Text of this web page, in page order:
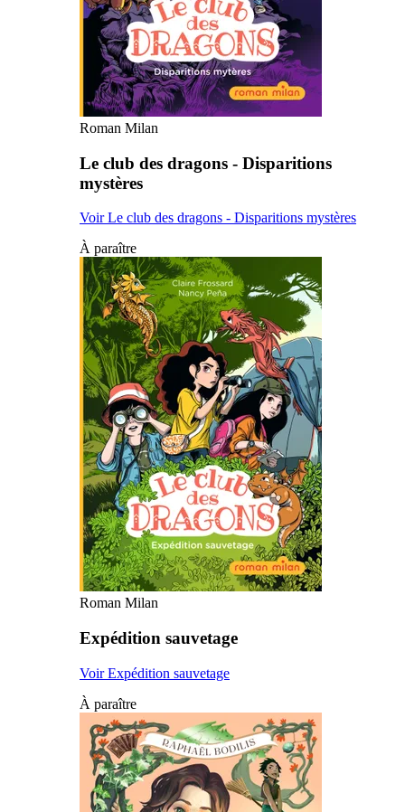
Roman Milan
Le club des dragons - Disparitions
mystères
Voir Le club des dragons - Disparitions mystères
À paraître
Roman Milan
Expédition sauvetage
Voir Expédition sauvetage
À paraître